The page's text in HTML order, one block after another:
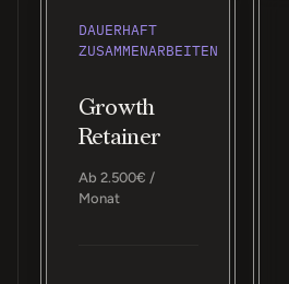
DAUERHAFT
ZUSAMMENARBEITEN
Growth
Retainer
Ab 2.500€ /
Monat